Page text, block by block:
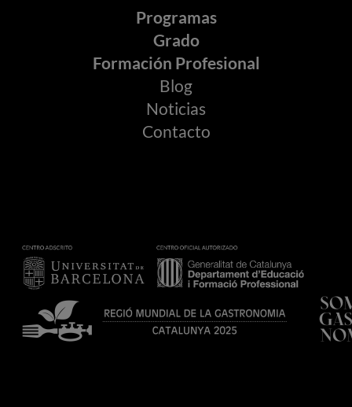
Programas
Grado
Formación Profesional
Blog
Noticias
Contacto